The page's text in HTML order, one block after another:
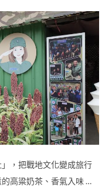
，把戰地文化變成旅行
高粱奶茶、香氣入味 …